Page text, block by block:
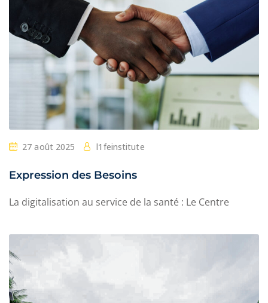
27 août 2025 l1feinstitute
Expression des Besoins
La digitalisation au service de la santé : Le Centre